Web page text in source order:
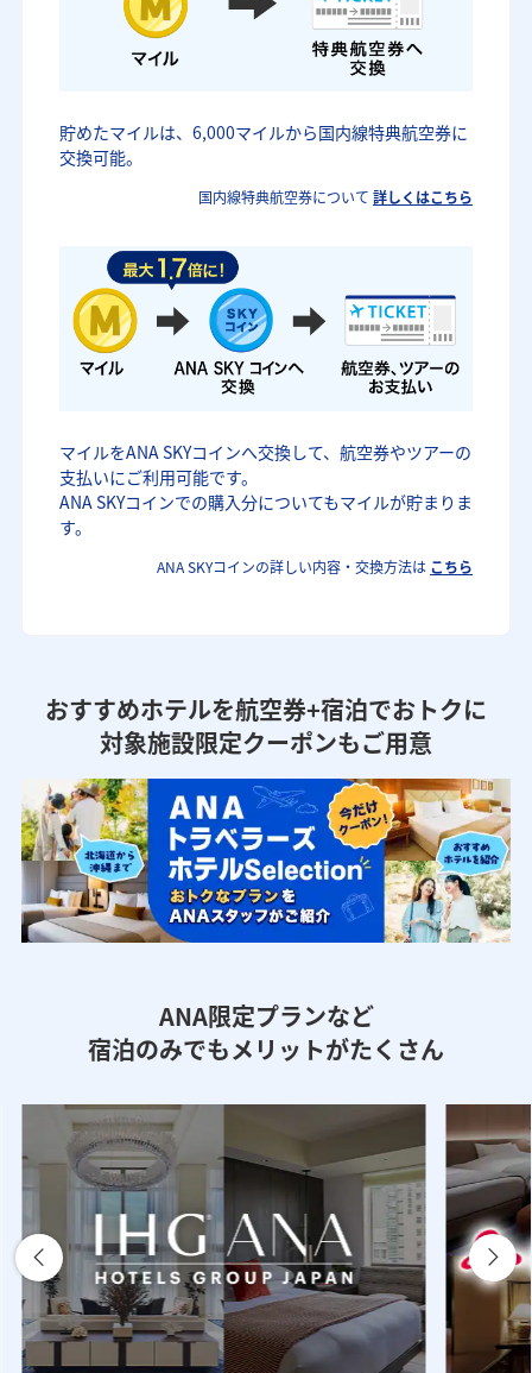
貯めたマイルは、6,000マイルから国内線特典航空券に
交換可能。
国内線特典航空券について 詳しくはこちら
マイルをANA SKYコインへ交換して、航空券やツアーの
支払いにご利用可能です。
ANA SKYコインでの購入分についてもマイルが貯まりま
す。
ANA SKYコインの詳しい内容・交換方法は こちら
おすすめホテルを航空券+宿泊でおトクに
対象施設限定クーポンもご用意
ANA限定プランなど
宿泊のみでもメリットがたくさん